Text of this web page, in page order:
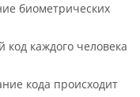
биометрических
каждого человека
кода происходит